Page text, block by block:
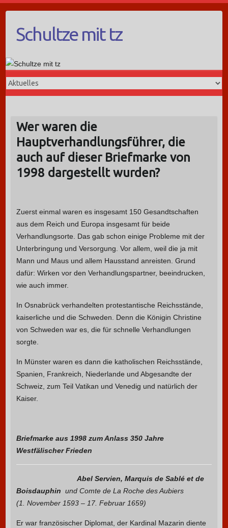
Schultze mit tz
Wer waren die
Hauptverhandlungsführer, die
auch auf dieser Briefmarke von
1998 dargestellt wurden?
Zuerst einmal waren es insgesamt 150 Gesandtschaften
aus dem Reich und Europa insgesamt für beide
Verhandlungsorte. Das gab schon einige Probleme mit der
Unterbringung und Versorgung. Vor allem, weil die ja mit
Mann und Maus und allem Hausstand anreisten. Grund
dafür: Wirken vor den Verhandlungspartner, beeindrucken,
wie auch immer.
In Osnabrück verhandelten protestantische Reichsstände,
kaiserliche und die Schweden. Denn die Königin Christine
von Schweden war es, die für schnelle Verhandlungen
sorgte.
In Münster waren es dann die katholischen Reichsstände,
Spanien, Frankreich, Niederlande und Abgesandte der
Schweiz, zum Teil Vatikan und Venedig und natürlich der
Kaiser.
Briefmarke aus 1998 zum Anlass 350 Jahre
Westfälischer Frieden
Abel Servien, Marquis de Sablé et de
Boisdauphin und Comte de La Roche des Aubiers
(1. November 1593 – 17. Februar 1659)
Er war französischer Diplomat, der Kardinal Mazarin diente